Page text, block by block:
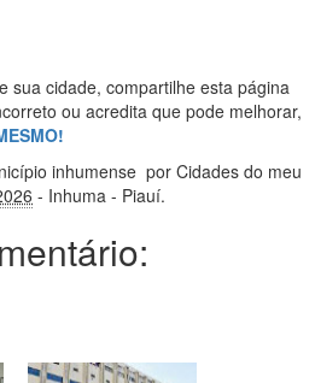
sua cidade, compartilhe esta página
ou acredita que pode melhorar,
inhumense por Cidades do meu
- Inhuma - Piauí.